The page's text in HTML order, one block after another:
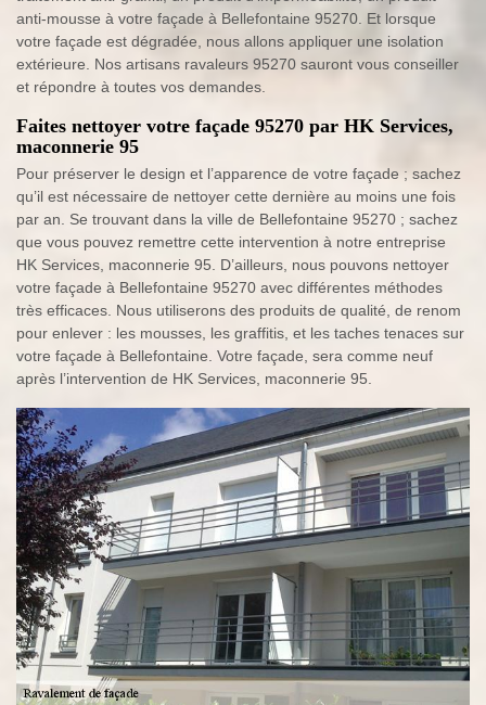
anti-mousse à votre façade à Bellefontaine 95270. Et lorsque
votre façade est dégradée, nous allons appliquer une isolation
extérieure. Nos artisans ravaleurs 95270 sauront vous conseiller
et répondre à toutes vos demandes.
Faites nettoyer votre façade 95270 par HK Services,
maconnerie 95
Pour préserver le design et l’apparence de votre façade ; sachez
qu’il est nécessaire de nettoyer cette dernière au moins une fois
par an. Se trouvant dans la ville de Bellefontaine 95270 ; sachez
que vous pouvez remettre cette intervention à notre entreprise
HK Services, maconnerie 95. D’ailleurs, nous pouvons nettoyer
votre façade à Bellefontaine 95270 avec différentes méthodes
très efficaces. Nous utiliserons des produits de qualité, de renom
pour enlever : les mousses, les graffitis, et les taches tenaces sur
votre façade à Bellefontaine. Votre façade, sera comme neuf
après l’intervention de HK Services, maconnerie 95.